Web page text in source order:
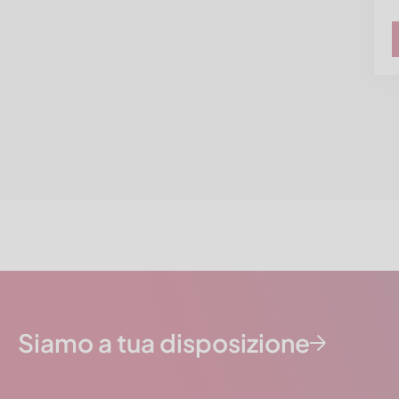
Siamo a tua disposizione